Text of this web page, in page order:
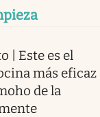
| Este es el
más eficaz
de la